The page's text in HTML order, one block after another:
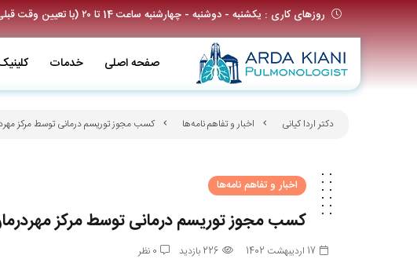
روزهای کاری : یکشنبه - دوشنبه - چهارشنبه ساعت 14 تا ۲۰ (با تعیین وقت قبلی)
صفحه اصلی خدمات
دکتر اردا کیانی اخبار و تفاهم نامه‌ها کسب مجوز توریسم درمانی توسط مرکز
اخبار و تفاهم نامه‌ها
کسب مجوز توریسم درمانی توسط مرکز
17 اردیبهشت 1402 226 بازدید 0 نظر